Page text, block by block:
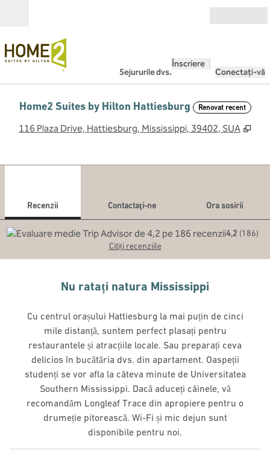
Sejururile dvs.
Înscriere
Conectați-vă
Home2 Suites by Hilton Hattiesburg Renovat recent
116 Plaza Drive, Hattiesburg, Mississippi, 39402, SUA ,
Recenzii Contactaţi-ne
Ora sosirii
4,2 (186)
Citiți recenziile
Nu ratați natura Mississippi
Cu centrul orașului Hattiesburg la mai puțin de cinci
mile distanță, suntem perfect plasați pentru
restaurantele și atracțiile locale. Sau preparați ceva
delicios în bucătăria dvs. din apartament. Oaspeții
studenți se vor afla la câteva minute de Universitatea
Southern Mississippi. Dacă aduceți câinele, vă
recomandăm Longleaf Trace din apropiere pentru o
drumeție pitorească. Wi-Fi și mic dejun sunt
disponibile pentru noi.